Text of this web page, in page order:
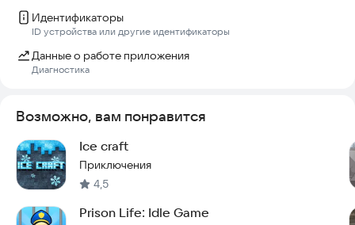
Идентификаторы
ID устройства или другие идентификаторы
Данные о работе приложения
Диагностика
Возможно, вам понравится
Ice craft
Приключения
4,5
Prison Life: Idle Game